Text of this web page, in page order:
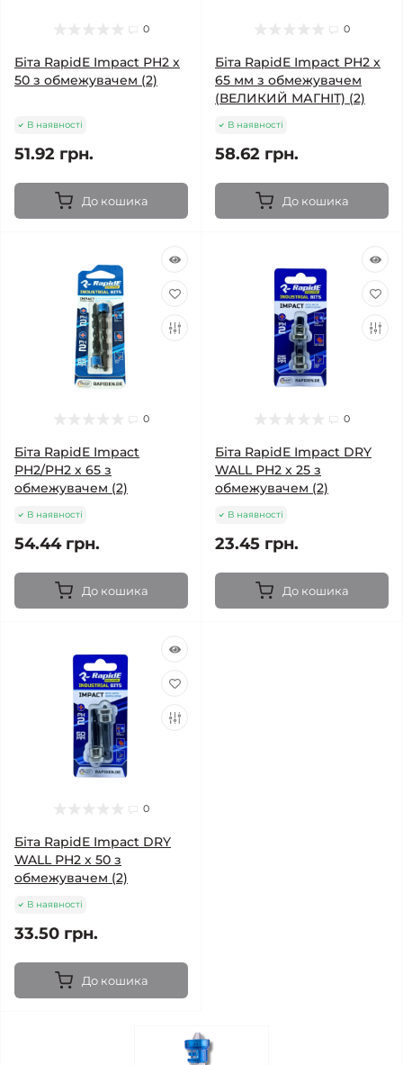
0
Біта RapidE Impact РН2 х
50 з обмежувачем (2)
В наявності
51.92 грн.
До кошика
0
Біта RapidE Impact РН2 х
65 мм з обмежувачем
(ВЕЛИКИЙ МАГНІТ) (2)
В наявності
58.62 грн.
До кошика
0
Біта RapidE Impact
РН2/PH2 х 65 з
обмежувачем (2)
В наявності
54.44 грн.
До кошика
0
Біта RapidE Impact DRY
WALL РН2 х 25 з
обмежувачем (2)
В наявності
23.45 грн.
До кошика
0
Біта RapidE Impact DRY
WALL РН2 х 50 з
обмежувачем (2)
В наявності
33.50 грн.
До кошика